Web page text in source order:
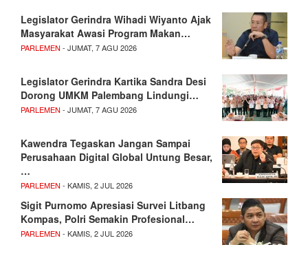
Legislator Gerindra Wihadi Wiyanto Ajak
Masyarakat Awasi Program Makan…
PARLEMEN - JUMAT, 7 AGU 2026
Legislator Gerindra Kartika Sandra Desi
Dorong UMKM Palembang Lindungi…
PARLEMEN - JUMAT, 7 AGU 2026
Kawendra Tegaskan Jangan Sampai
Perusahaan Digital Global Untung Besar,
…
PARLEMEN - KAMIS, 2 JUL 2026
Sigit Purnomo Apresiasi Survei Litbang
Kompas, Polri Semakin Profesional…
PARLEMEN - KAMIS, 2 JUL 2026